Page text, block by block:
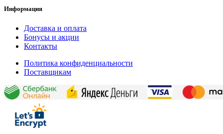
Информация
Доставка и оплата
Бонусы и акции
Контакты
Политика конфиденциальности
Поставщикам